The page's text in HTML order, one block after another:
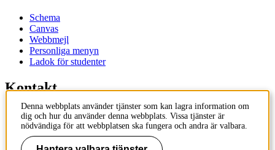
Schema
Canvas
Webbmejl
Personliga menyn
Ladok för studenter
Kontakt
Kontakta utbildningsprogram
Kontakta kurs
IT-support
KTH Entré
Denna webbplats använder tjänster som kan lagra information om
dig och hur du använder denna webbplats. Vissa tjänster är
nödvändiga för att webbplatsen ska fungera och andra är valbara.